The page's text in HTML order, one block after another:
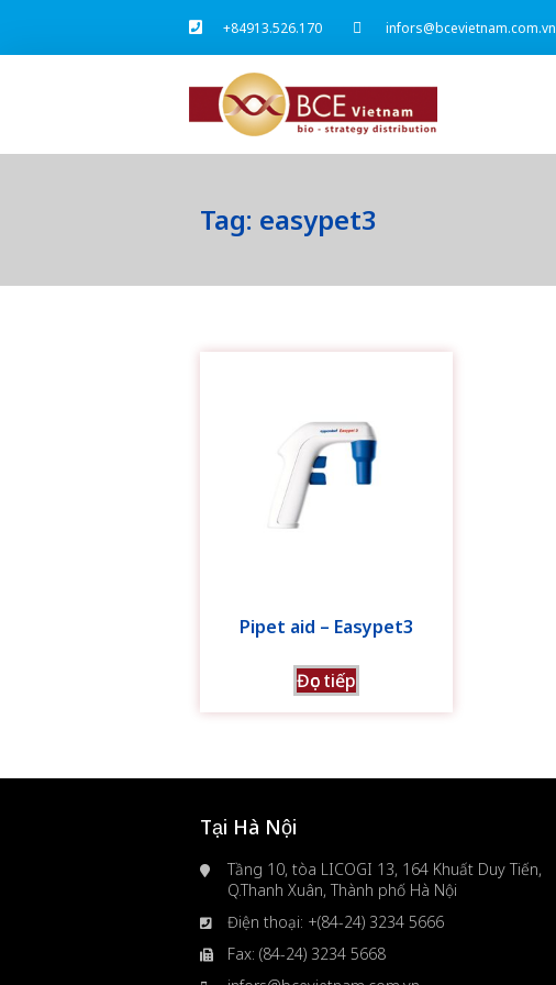
+84913.526.170 infors@bcevietnam.com.vn
Tag: easypet3
Pipet aid – Easypet3
Đọc tiếp
Tại Hà Nội
Tầng 10, tòa LICOGI 13, 164 Khuất Duy Tiến,
Q.Thanh Xuân, Thành phố Hà Nội
Điện thoại: +(84-24) 3234 5666
Fax: (84-24) 3234 5668